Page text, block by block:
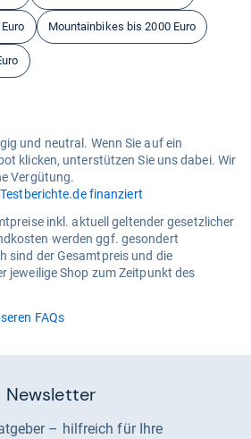
Mountainbikes bis 2000 Euro
und neutral. Wenn Sie auf ein
klicken, unterstützen Sie uns dabei. Wir
Vergütung.
finanziert
inkl. aktuell geltender gesetzlicher
werden ggf. gesondert
sind der Gesamtpreis und die
jeweilige Shop zum Zeitpunkt des
FAQs
Newsletter